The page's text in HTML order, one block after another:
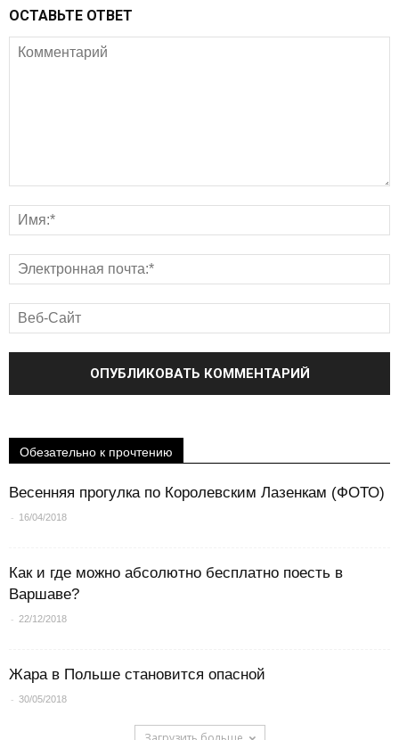
ОСТАВЬТЕ ОТВЕТ
Обезательно к прочтению
Весенняя прогулка по Королевским Лазенкам (ФОТО)
- 16/04/2018
Как и где можно абсолютно бесплатно поесть в
Варшаве?
- 22/12/2018
Жара в Польше становится опасной
- 30/05/2018